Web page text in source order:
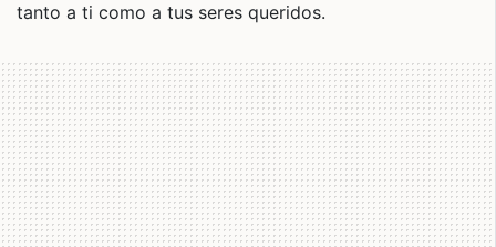
tanto a ti como a tus seres queridos.